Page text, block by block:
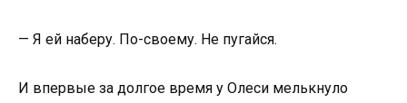
— Я ей наберу. По-своему. Не пугайся.
И впервые за долгое время у Олеси мелькнуло